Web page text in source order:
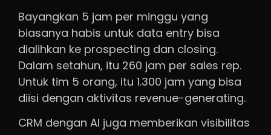
Bayangkan 5 jam per minggu yang
biasanya habis untuk data entry bisa
dialihkan ke prospecting dan closing.
Dalam setahun, itu 260 jam per sales rep.
Untuk tim 5 orang, itu 1.300 jam yang bisa
diisi dengan aktivitas revenue-generating.
CRM dengan AI juga memberikan visibilitas